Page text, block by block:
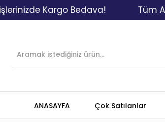
Kargo Bedava! Tüm
ANASAYFA Çok Satılanlar